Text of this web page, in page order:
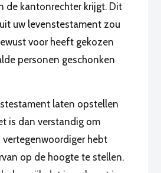
de kantonrechter krijgt. Dit
uw levenstestament zou
voor heeft gekozen
personen geschonken
laten opstellen
is dan verstandig om
vertegenwoordiger hebt
op de hoogte te stellen.